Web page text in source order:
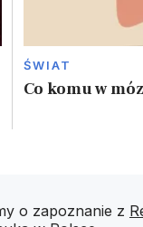
ŚWIAT
Co komu w
o zapoznanie z